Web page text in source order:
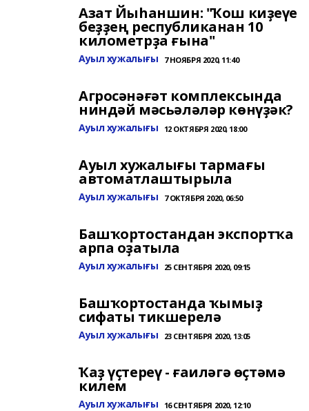
Азат Йыһаншин: "Ҡош киҙеүе
беҙҙең республиканан 10
километрҙа ғына"
Ауыл хужалығы 7 НОЯБРЯ 2020, 11:40
Агросәнәғәт комплексында
ниндәй мәсьәләләр көнүҙәк?
Ауыл хужалығы 12 ОКТЯБРЯ 2020, 18:00
Ауыл хужалығы тармағы
автоматлаштырыла
Ауыл хужалығы 7 ОКТЯБРЯ 2020, 06:50
Башҡортостандан экспортҡа
арпа оҙатыла
Ауыл хужалығы 25 СЕНТЯБРЯ 2020, 09:15
Башҡортостанда ҡымыҙ
сифаты тикшерелә
Ауыл хужалығы 23 СЕНТЯБРЯ 2020, 13:05
Ҡаҙ үҫтереү - ғаиләгә өҫтәмә
килем
Ауыл хужалығы 16 СЕНТЯБРЯ 2020, 12:10